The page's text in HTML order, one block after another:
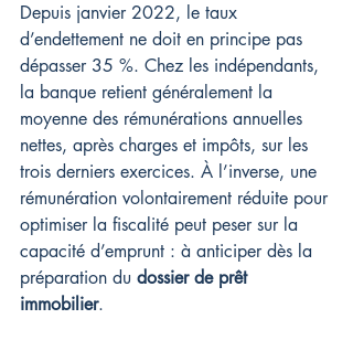
Depuis janvier 2022, le taux
d’endettement ne doit en principe pas
dépasser 35 %. Chez les indépendants,
la banque retient généralement la
moyenne des rémunérations annuelles
nettes, après charges et impôts, sur les
trois derniers exercices. À l’inverse, une
rémunération volontairement réduite pour
optimiser la fiscalité peut peser sur la
capacité d’emprunt : à anticiper dès la
préparation du dossier de prêt
immobilier.